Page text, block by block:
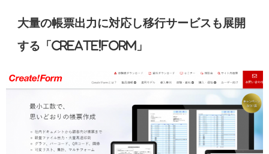
大量の帳票出力に対応し移行サービスも展開
する「Create!form」